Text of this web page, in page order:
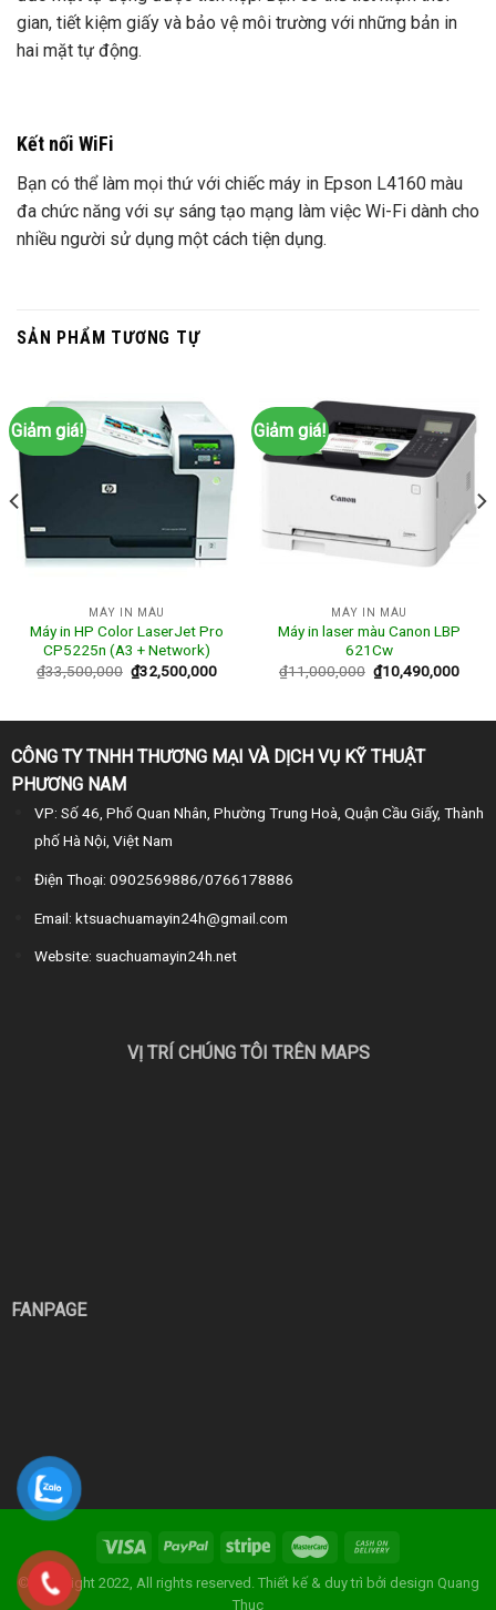
gian, tiết kiệm giấy và bảo vệ môi trường với những bản in
hai mặt tự động.
Kết nối WiFi
Bạn có thể làm mọi thứ với chiếc máy in Epson L4160 màu
đa chức năng với sự sáng tạo mạng làm việc Wi-Fi dành cho
nhiều người sử dụng một cách tiện dụng.
SẢN PHẨM TƯƠNG TỰ
Giảm giá!
MÁY IN MÀU
Máy in HP Color LaserJet Pro
CP5225n (A3 + Network)
₫33,500,000 ₫32,500,000
Giảm giá!
MÁY IN MÀU
Máy in laser màu Canon LBP
621Cw
₫11,000,000 ₫10,490,000
CÔNG TY TNHH THƯƠNG MẠI VÀ DỊCH VỤ KỸ THUẬT
PHƯƠNG NAM
VP: Số 46, Phố Quan Nhân, Phường Trung Hoà, Quận Cầu Giấy, Thành
phố Hà Nội, Việt Nam
Điện Thoại: 0902569886/0766178886
Email: ktsuachuamayin24h@gmail.com
Website: suachuamayin24h.net
VỊ TRÍ CHÚNG TÔI TRÊN MAPS
FANPAGE
© Copyright 2022, All rights reserved. Thiết kế & duy trì bởi design Quang
Thuc